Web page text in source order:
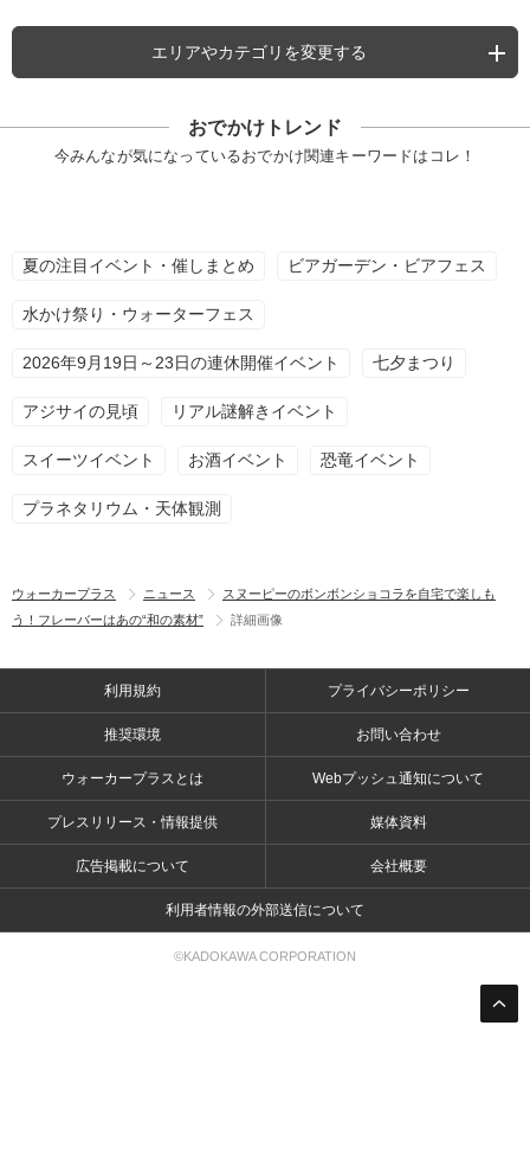
エリアやカテゴリを変更する
おでかけトレンド
今みんなが気になっているおでかけ関連キーワードはコレ！
夏の注目イベント・催しまとめ ビアガーデン・ビアフェス
水かけ祭り・ウォーターフェス
2026年9月19日～23日の連休開催イベント 七夕まつり
アジサイの見頃 リアル謎解きイベント
スイーツイベント お酒イベント 恐竜イベント
プラネタリウム・天体観測
ウォーカープラス ニュース
スヌーピーのボンボンショコラを自宅で楽しも
う！フレーバーはあの“和の素材”
詳細画像
利用規約 プライバシーポリシー
推奨環境 お問い合わせ
ウォーカープラスとは Webプッシュ通知について
プレスリリース・情報提供 媒体資料
広告掲載について 会社概要
利用者情報の外部送信について
©KADOKAWA CORPORATION